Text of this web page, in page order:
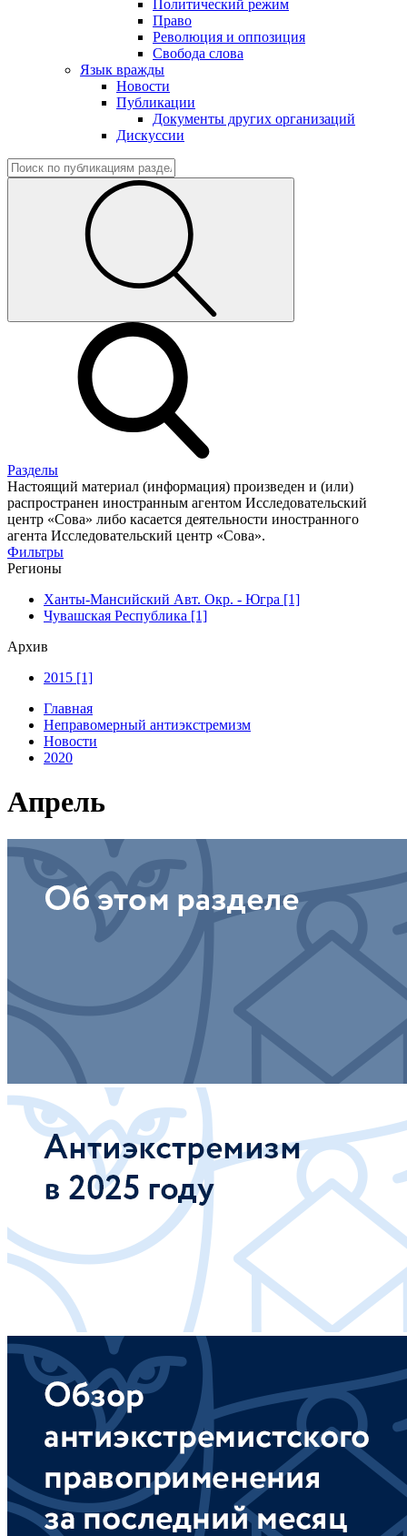
Политический режим
Право
Революция и оппозиция
Свобода слова
Язык вражды
Новости
Публикации
Документы других организаций
Дискуссии
Разделы
Настоящий материал (информация) произведен и (или)
распространен иностранным агентом Исследовательский
центр «Сова» либо касается деятельности иностранного
агента Исследовательский центр «Сова».
Фильтры
Регионы
Ханты-Мансийский Авт. Окр. - Югра [1]
Чувашская Республика [1]
Архив
2015 [1]
Главная
Неправомерный антиэкстремизм
Новости
2020
Апрель